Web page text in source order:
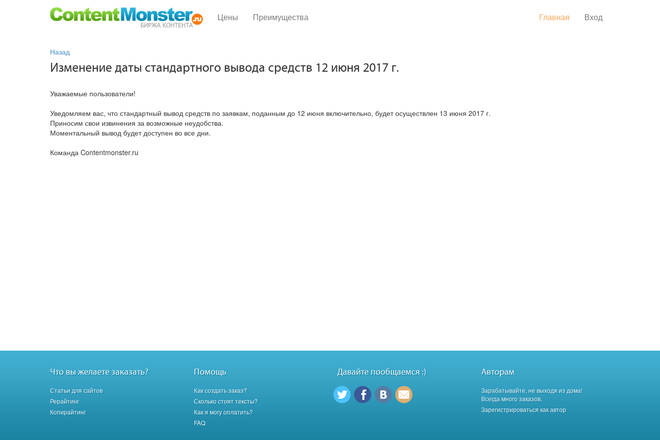
Цены Преимущества Главная Вход
Назад
Изменение даты стандартного вывода средств 12 июня 2017 г.
Уважаемые пользователи!
Уведомляем вас, что стандартный вывод средств по заявкам, поданным до 12 июня включительно, будет осуществлен 13 июня 2017 г.
Приносим свои извинения за возможные неудобства.
Моментальный вывод будет доступен во все дни.
Команда Contentmonster.ru
Что вы желаете заказать?
Статьи для сайтов
Рерайтинг
Копирайтинг
Помощь
Как создать заказ?
Сколько стоят тексты?
Как я могу оплатить?
FAQ
Давайте пообщаемся :) Авторам
Зарабатывайте, не выходя из дома!
Всегда много заказов.
Зарегистрироваться как автор